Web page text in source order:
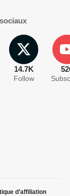
14.7K
Follow
d’affiliation